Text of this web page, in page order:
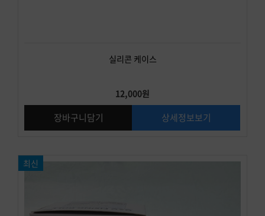
실리콘 케이스
12,000원
장바구니담기 상세정보보기
최신